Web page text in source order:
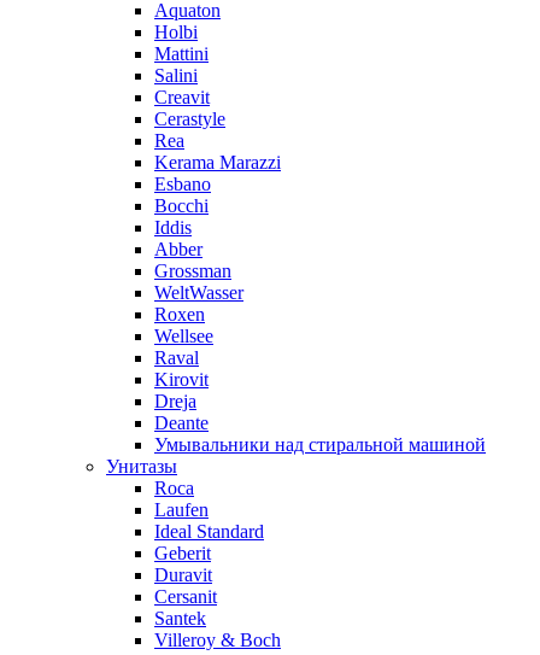
Aquaton
Holbi
Mattini
Salini
Creavit
Cerastyle
Rea
Kerama Marazzi
Esbano
Bocchi
Iddis
Abber
Grossman
WeltWasser
Roxen
Wellsee
Raval
Kirovit
Dreja
Deante
Умывальники над стиральной машиной
Унитазы
Roca
Laufen
Ideal Standard
Geberit
Duravit
Cersanit
Santek
Villeroy & Boch